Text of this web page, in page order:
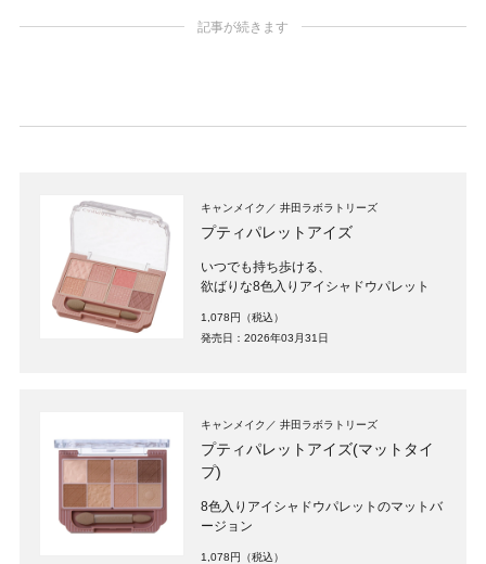
記事が続きます
キャンメイク 井田ラボラトリーズ
プティパレットアイズ
いつでも持ち歩ける、
欲ばりな8色入りアイシャドウパレット
1,078円（税込）
発売日：2026年03月31日
キャンメイク 井田ラボラトリーズ
プティパレットアイズ(マットタイ
プ)
8色入りアイシャドウパレットのマットバ
ージョン
1,078円（税込）